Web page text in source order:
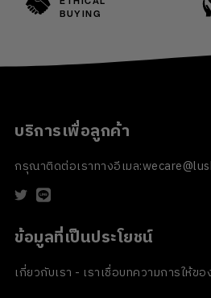
BUYING
บริการเพื่อลูกค้า
กรุณาติดต่อเราทางอีเมล:
ข้อมูลที่เป็นประโยชน์
เกี่ยวกับเรา - เราเชื่อบทความการให้ขอ